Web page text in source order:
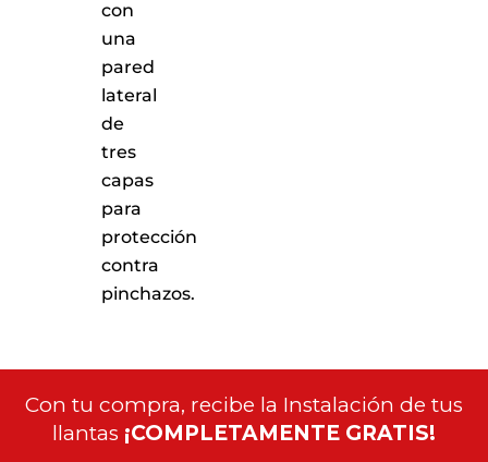
con
una
pared
lateral
de
tres
capas
para
protección
contra
pinchazos.
Con tu compra, recibe la Instalación de tus
llantas ¡COMPLETAMENTE GRATIS!